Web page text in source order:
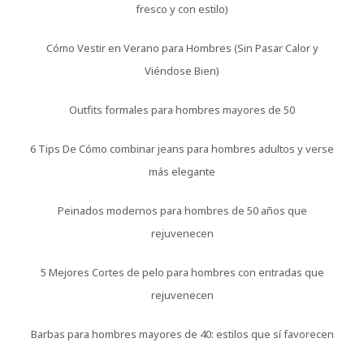
fresco y con estilo)
Cómo Vestir en Verano para Hombres (Sin Pasar Calor y
Viéndose Bien)
Outfits formales para hombres mayores de 50
6 Tips De Cómo combinar jeans para hombres adultos y verse
más elegante
Peinados modernos para hombres de 50 años que
rejuvenecen
5 Mejores Cortes de pelo para hombres con entradas que
rejuvenecen
Barbas para hombres mayores de 40: estilos que sí favorecen